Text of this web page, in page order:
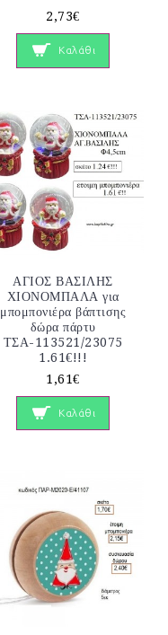
2,73€
Καλάθι
ΑΓΙΟΣ ΒΑΣΙΛΗΣ
ΧΙΟΝΟΜΠΑΛΑ για
μπομπονιέρα βάπτισης
δώρα πάρτυ
ΤΣΑ-113521/23075
1.61€!!!
1,61€
Καλάθι